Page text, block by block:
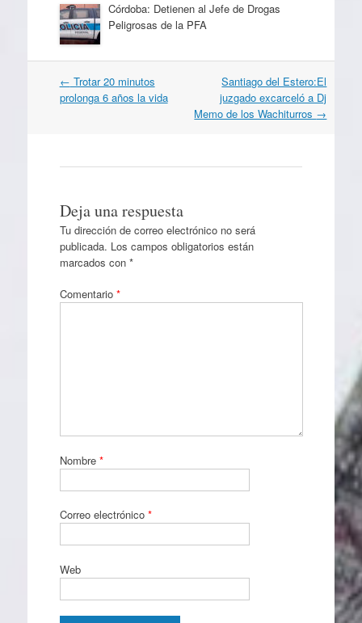
Córdoba: Detienen al Jefe de Drogas
Peligrosas de la PFA
Navegación
por
← Trotar 20 minutos
prolonga 6 años la vida
Santiago del Estero:El
juzgado excarceló a Dj
Memo de los Wachiturros →
Deja una respuesta
Tu dirección de correo electrónico no será
publicada. Los campos obligatorios están
marcados con *
Comentario *
Nombre *
Correo electrónico *
Web